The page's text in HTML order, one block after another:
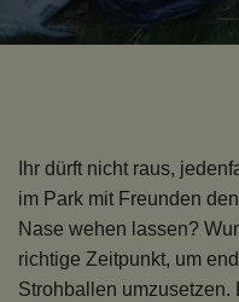
Ihr dürft nicht raus,
im Park mit Freunden
Nase wehen lassen?
richtige Zeitpunkt, um
Strohballen umzusetzen.